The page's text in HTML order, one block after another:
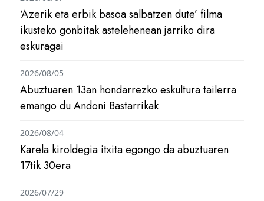
‘Azerik eta erbik basoa salbatzen dute’ filma
ikusteko gonbitak astelehenean jarriko dira
eskuragai
Abuztuaren 13an hondarrezko eskultura tailerra
emango du Andoni Bastarrikak
2026/08/05
Karela kiroldegia itxita egongo da abuztuaren
17tik 30era
2026/08/04
2026/07/29